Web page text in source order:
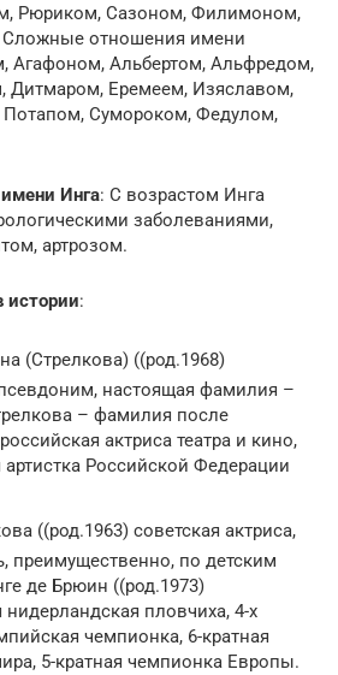
Рюриком, Сазоном, Филимоном,
отношения имени
Агафоном, Альбертом, Альфредом,
Дитмаром, Еремеем, Изяславом,
Сумороком, Федулом,
Инга: С возрастом Инга
заболеваниями,
артрозом.
истории:
(Стрелкова) ((род.1968)
настоящая фамилия –
– фамилия после
актриса театра и кино,
Российской Федерации
((род.1963) советская актриса,
преимущественно, по детским
де Брюин ((род.1973)
пловчиха, 4-х
чемпионка, 6-кратная
5-кратная чемпионка Европы.